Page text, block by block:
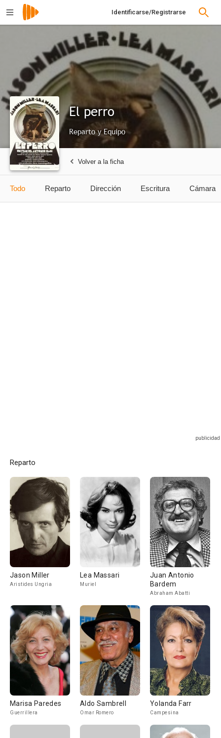
Identificarse/Registrarse
El perro
Reparto y Equipo
Volver a la ficha
Todo Reparto Dirección Escritura Cámara
Reparto
Jason Miller
Aristides Ungria
Lea Massari
Muriel
Juan Antonio
Bardem
Abraham Abatti
Marisa Paredes
Guerrillera
Aldo Sambrell
Omar Romero
Yolanda Farr
Campesina